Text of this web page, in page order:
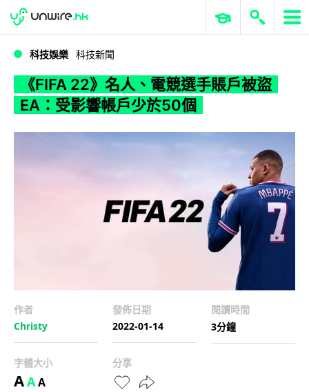
WWDC 2026 ERP 與商業 AI
科技娛樂 科技新聞
《FIFA 22》名人、電競選手賬戶被盜
EA：受影響帳戶少於50個
作者
Christy
發佈日期
2022-01-14
閱讀時間
3分鐘
字體大小
AAA
分享